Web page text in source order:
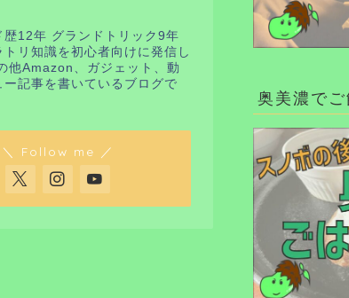
歴12年 グランドトリック9年
リ知識を初心者向けに発信し
他Amazon、ガジェット、動
ー記事を書いているブログで
＼ Follow me ／
奥美濃で